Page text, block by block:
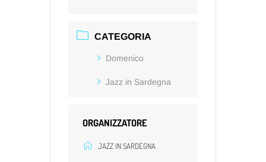
CATEGORIA
Domenico
Jazz in Sardegna
ORGANIZZATORE
JAZZ IN SARDEGNA